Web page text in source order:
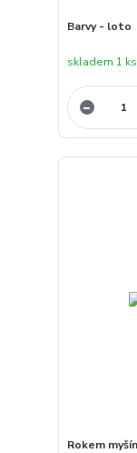
Barvy - loto
skladem 1 ks
Rokem